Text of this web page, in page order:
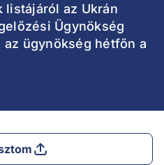
az Ukrán
Ügynökség
ügynökség hétfőn a